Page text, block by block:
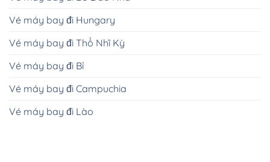
Vé máy bay đi Hungary
Vé máy bay đi Thổ Nhĩ Kỳ
Vé máy bay đi Bỉ
Vé máy bay đi Campuchia
Vé máy bay đi Lào